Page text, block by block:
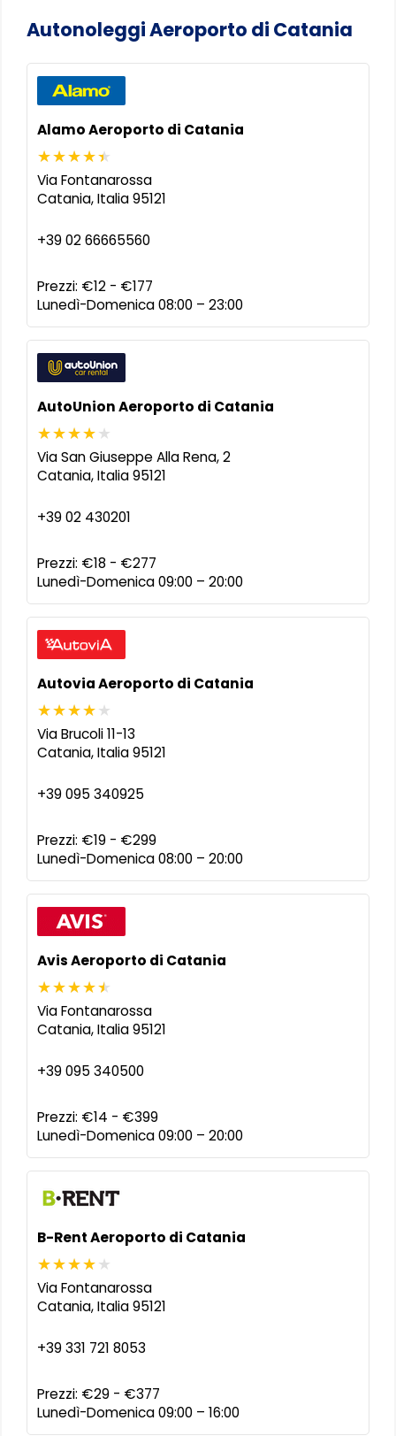
Autonoleggi Aeroporto di Catania
Alamo Aeroporto di Catania
Via Fontanarossa
Catania,Italia 95121
+39 02 66665560
Prezzi: €12 - €177
Lunedì-Domenica 08:00 – 23:00
AutoUnion Aeroporto di Catania
Via San Giuseppe Alla Rena, 2
Catania,Italia 95121
+39 02 430201
Prezzi: €18 - €277
Lunedì-Domenica 09:00 – 20:00
Autovia Aeroporto di Catania
Via Brucoli 11-13
Catania,Italia 95121
+39 095 340925
Prezzi: €19 - €299
Lunedì-Domenica 08:00 – 20:00
Avis Aeroporto di Catania
Via Fontanarossa
Catania,Italia 95121
+39 095 340500
Prezzi: €14 - €399
Lunedì-Domenica 09:00 – 20:00
B-Rent Aeroporto di Catania
Via Fontanarossa
Catania,Italia 95121
+39 331 721 8053
Prezzi: €29 - €377
Lunedì-Domenica 09:00 – 16:00